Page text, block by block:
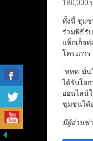
180,000
ทั้งนี้ ชุมช
ร่วมพิธีรั
แพ็กเก็จ
โครงการ
“ททท. มั่
ได้รับโอ
ออนไลน์
ชุมชนได้
มีผู้อ่านข่